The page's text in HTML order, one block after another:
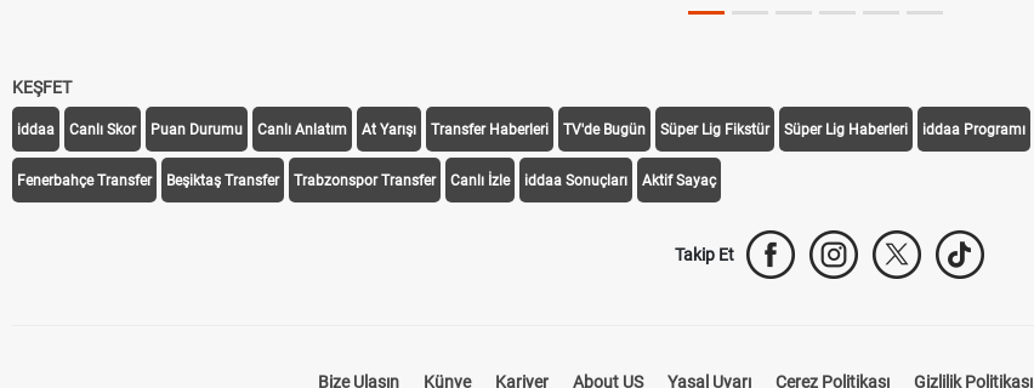
KEŞFET
iddaa Canlı Skor Puan Durumu Canlı Anlatım At Yarışı Transfer Haberleri TV'de Bugün Süper Lig Fikstür Süper Lig Haberleri iddaa Programı
Fenerbahçe Transfer Beşiktaş Transfer Trabzonspor Transfer Canlı İzle iddaa Sonuçları Aktif Sayaç
Takip Et
Bize Ulaşın Künye Kariyer About US Yasal Uyarı Çerez Politikası Gizlilik Politikası